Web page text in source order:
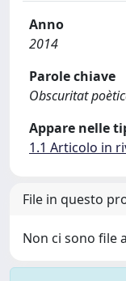
Anno
2014
Parole chiave
Obscuritat
Appare nelle
1.1 Articolo in
File in questo
Non ci sono file